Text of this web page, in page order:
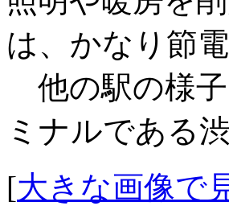
は、かなり節
他の駅の様
ミナルである
[大きな画像で